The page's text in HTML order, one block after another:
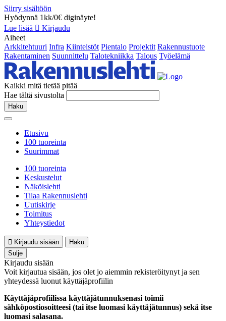
Siirry sisältöön
Hyödynnä 1kk/0€ diginäyte!
Lue lisää
Kirjaudu
Aiheet
Arkkitehtuuri Infra Kiinteistöt Pientalo Projektit Rakennustuote
Rakentaminen Suunnittelu Talotekniikka Talous Työelämä
Kaikki mitä tietää pitää
Hae tältä sivustolta
Haku
Etusivu
100 tuoreinta
Suurimmat
100 tuoreinta
Keskustelut
Näköislehti
Tilaa Rakennuslehti
Uutiskirje
Toimitus
Yhteystiedot
Kirjaudu sisään
Haku
Sulje
Kirjaudu sisään
Voit kirjautua sisään, jos olet jo aiemmin rekisteröitynyt ja sen
yhteydessä luonut käyttäjäprofiilin
Käyttäjäprofiilissa käyttäjätunnuksenasi toimii
sähköpostiosoitteesi (tai itse luomasi käyttäjätunnus) sekä itse
luomasi salasana.